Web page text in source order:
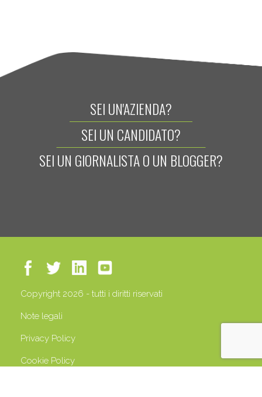
SEI UN'AZIENDA?
SEI UN CANDIDATO?
SEI UN GIORNALISTA O UN BLOGGER?
Copyright 2026 - tutti i diritti riservati
Note legali
Privacy Policy
Cookie Policy